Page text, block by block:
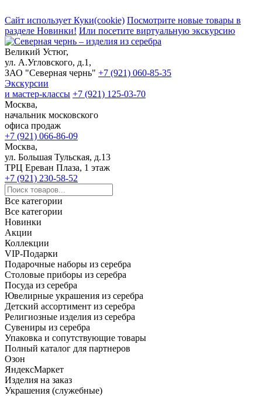
Сайт использует Куки(cookie) Посмотрите новые товары в
разделе Новинки! Или посетите виртуальную экскурсию
Великий Устюг,
ул. А.Угловского, д.1,
ЗАО "Северная чернь" +7 (921) 060-85-35
Экскурсии
и мастер-классы +7 (921) 125-03-70
Москва,
начальник московского
офиса продаж
+7 (921) 066-86-09
Москва,
ул. Большая Тульская, д.13
ТРЦ Ереван Плаза, 1 этаж
+7 (921) 230-58-52
Все категории
Все категории
Новинки
Акции
Коллекции
VIP-Подарки
Подарочные наборы из серебра
Столовые приборы из серебра
Посуда из серебра
Ювелирные украшения из серебра
Детский ассортимент из серебра
Религиозные изделия из серебра
Сувениры из серебра
Упаковка и сопутствующие товары
Полный каталог для партнеров
Озон
ЯндексМаркет
Изделия на заказ
Украшения (служебные)